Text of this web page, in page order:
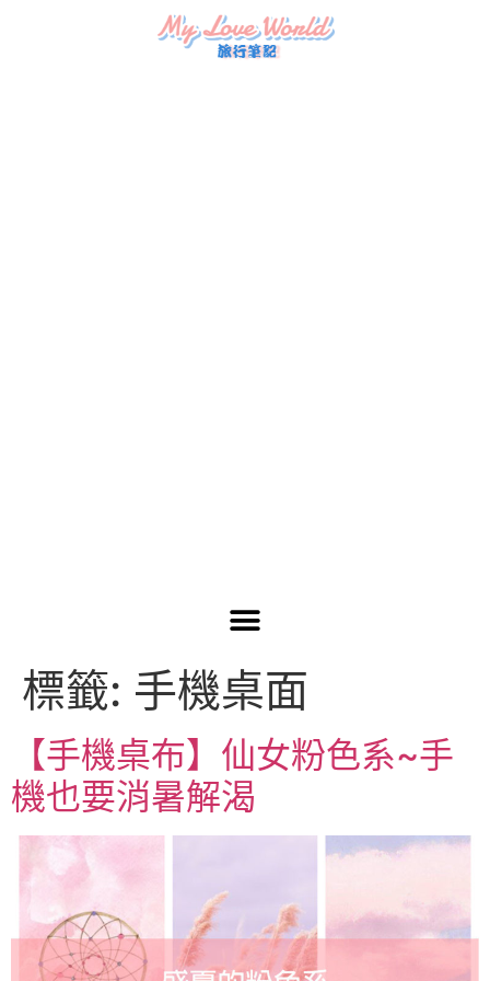
標籤: 手機桌面
【手機桌布】仙女粉色系~手
機也要消暑解渴